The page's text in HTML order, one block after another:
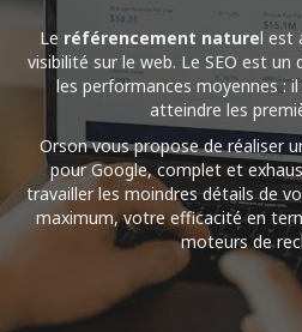
Le référencement naturel est
visibilité sur le web. Le SEO est
les performances moyennes :
atteindre les
Orson vous propose de réaliser
pour Google, complet et
travailler les moindres détails de
maximum, votre efficacité en
moteurs de